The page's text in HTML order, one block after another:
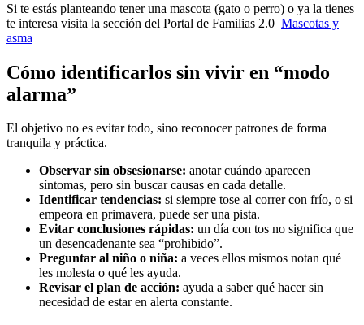
Si te estás planteando tener una mascota (gato o perro) o ya la tienes
te interesa visita la sección del Portal de Familias 2.0 Mascotas y
asma
Cómo identificarlos sin vivir en “modo
alarma”
El objetivo no es evitar todo, sino reconocer patrones de forma
tranquila y práctica.
Observar sin obsesionarse: anotar cuándo aparecen
síntomas, pero sin buscar causas en cada detalle.
Identificar tendencias: si siempre tose al correr con frío, o si
empeora en primavera, puede ser una pista.
Evitar conclusiones rápidas: un día con tos no significa que
un desencadenante sea “prohibido”.
Preguntar al niño o niña: a veces ellos mismos notan qué
les molesta o qué les ayuda.
Revisar el plan de acción: ayuda a saber qué hacer sin
necesidad de estar en alerta constante.